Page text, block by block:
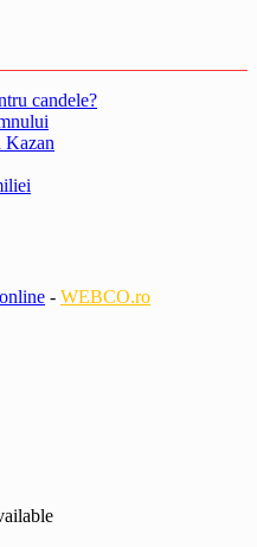
candele?
Kazan
- WEBCO.ro